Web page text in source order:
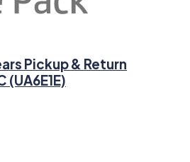
Pickup & Return
(UA6E1E)